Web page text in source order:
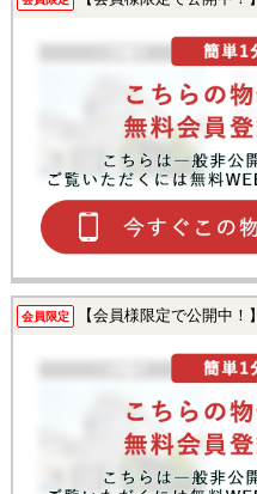
会員限定 【会員様限定で公開中！】